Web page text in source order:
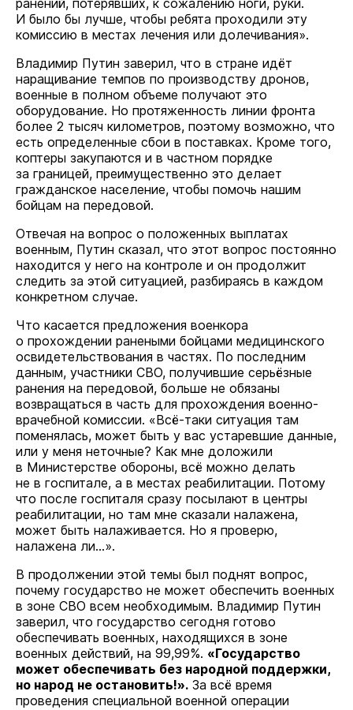
ранений, потерявших, к сожалению ноги, руки.
И было бы лучше, чтобы ребята проходили эту
комиссию в местах лечения или долечивания».
Владимир Путин заверил, что в стране идёт
наращивание темпов по производству дронов,
военные в полном объеме получают это
оборудование. Но протяженность линии фронта
более 2 тысяч километров, поэтому возможно, что
есть определенные сбои в поставках. Кроме того,
коптеры закупаются и в частном порядке
за границей, преимущественно это делает
гражданское население, чтобы помочь нашим
бойцам на передовой.
Отвечая на вопрос о положенных выплатах
военным, Путин сказал, что этот вопрос постоянно
находится у него на контроле и он продолжит
следить за этой ситуацией, разбираясь в каждом
конкретном случае.
Что касается предложения военкора
о прохождении ранеными бойцами медицинского
освидетельствования в частях. По последним
данным, участники СВО, получившие серьёзные
ранения на передовой, больше не обязаны
возвращаться в часть для прохождения военно-
врачебной комиссии. «Всё-таки ситуация там
поменялась, может быть у вас устаревшие данные,
или у меня неточные? Как мне доложили
в Министерстве обороны, всё можно делать
не в госпитале, а в местах реабилитации. Потому
что после госпиталя сразу посылают в центры
реабилитации, но там мне сказали налажена,
может быть налаживается. Но я проверю,
налажена ли...».
В продолжении этой темы был поднят вопрос,
почему государство не может обеспечить военных
в зоне СВО всем необходимым. Владимир Путин
заверил, что государство сегодня готово
обеспечивать военных, находящихся в зоне
военных действий, на 99,99%. «Государство
может обеспечивать без народной поддержки,
но народ не остановить!». За всё время
проведения специальной военной операции